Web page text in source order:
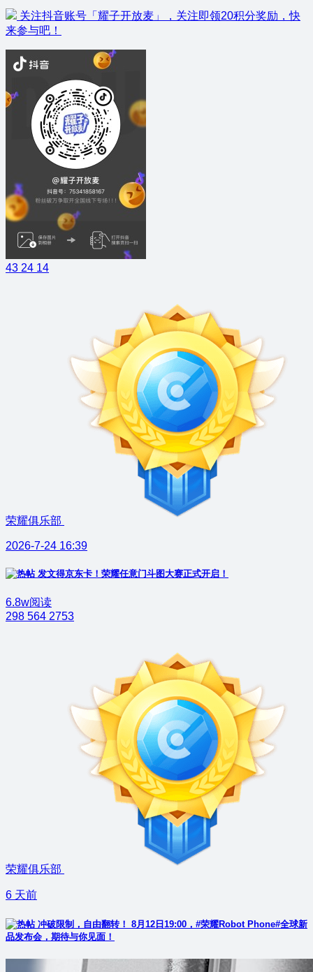
关注抖音账号「耀子开放麦」，关注即领20积分奖励，快
来参与吧！
43 24 14
荣耀俱乐部
2026-7-24 16:39
发文得京东卡！荣耀任意门斗图大赛正式开启！
6.8w阅读
298 564 2753
荣耀俱乐部
6 天前
冲破限制，自由翻转！ 8月12日19:00，#荣耀Robot Phone#全球新
品发布会，期待与你见面！